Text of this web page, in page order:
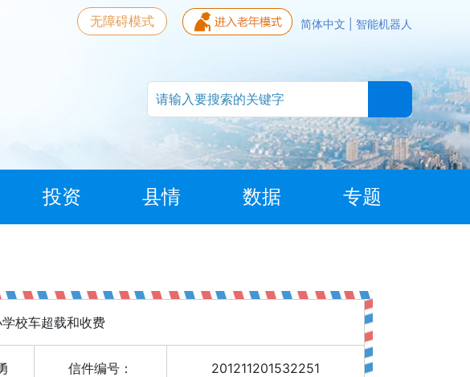
简体中文 智能机器人
无障碍模式
投资 县情 数据 专题
校车超载和收费
信件编号： 201211201532251